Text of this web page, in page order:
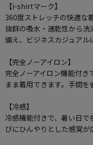
【i-shirtマーク】
360度ストレッチの快適な
抜群の吸水・速乾性から
備え、ビジネスカジュアル
【完全ノーアイロン】
完全ノーアイロン機能付き
まま着用できます。手間を
【冷感】
冷感機能付きで、暑い日
びにひんやりとした感覚が